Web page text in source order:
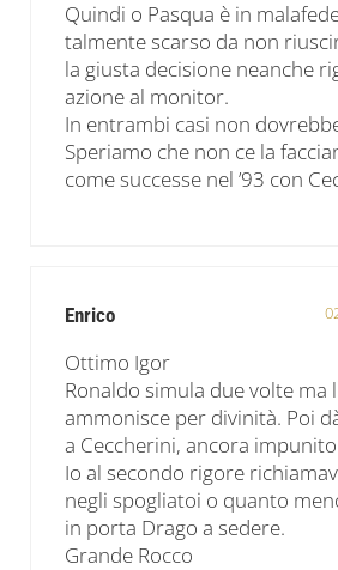
Quindi o Pasqua è in
talmente scarso da non
la giusta decisione neanche
azione al monitor.
In entrambi casi non
Speriamo che non ce la
come successe nel ’93 con
Enrico
Ottimo Igor
Ronaldo simula due volte ma
ammonisce per divinità. Poi
a Ceccherini, ancora
Io al secondo rigore
negli spogliatoi o quanto
in porta Drago a sedere.
Grande Rocco